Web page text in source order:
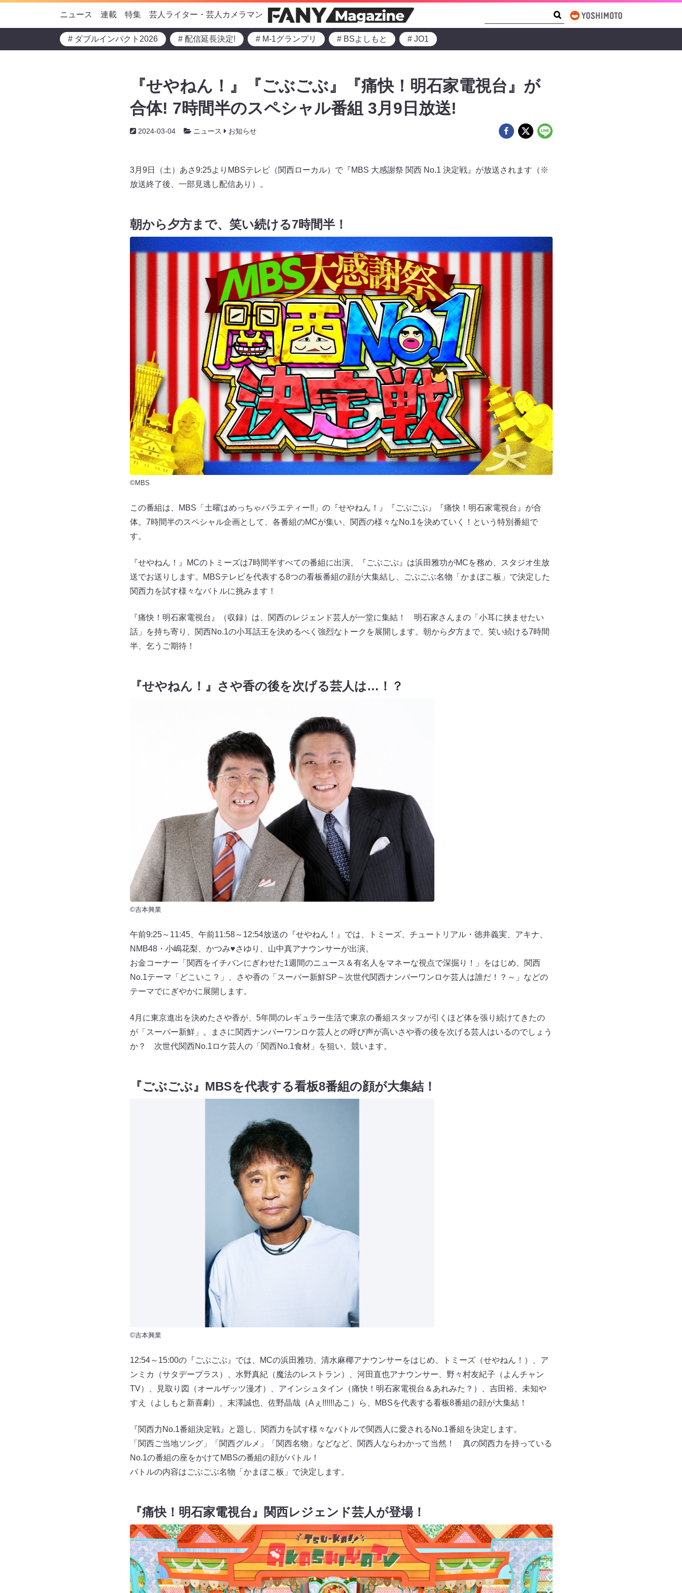
ニュース 連載 特集 芸人ライター・芸人カメラマン
# ダブルインパクト2026 # 配信延長決定! # M-1グランプリ # BSよしもと # JO1
『せやねん！』『ごぶごぶ』『痛快！明石家電視台』が
合体! 7時間半のスペシャル番組 3月9日放送!
2024-03-04 ニュース お知らせ
3月9日（土）あさ9:25よりMBSテレビ（関西ローカル）で『MBS 大感謝祭 関西 No.1 決定戦』が放送されます（※
放送終了後、一部見逃し配信あり）。
朝から夕方まで、笑い続ける7時間半！
©MBS
この番組は、MBS「土曜はめっちゃバラエティー!!」の『せやねん！』『ごぶごぶ』『痛快！明石家電視台』が合
体。7時間半のスペシャル企画として、各番組のMCが集い、関西の様々なNo.1を決めていく！という特別番組で
す。
『せやねん！』MCのトミーズは7時間半すべての番組に出演、『ごぶごぶ』は浜田雅功がMCを務め、スタジオ生放
送でお送りします。MBSテレビを代表する8つの看板番組の顔が大集結し、ごぶごぶ名物「かまぼこ板」で決定した
関西力を試す様々なバトルに挑みます！
『痛快！明石家電視台』（収録）は、関西のレジェンド芸人が一堂に集結！ 明石家さんまの「小耳に挟ませたい
話」を持ち寄り、関西No.1の小耳話王を決めるべく強烈なトークを展開します。朝から夕方まで、笑い続ける7時間
半、乞うご期待！
『せやねん！』さや香の後を次げる芸人は…！？
©吉本興業
午前9:25～11:45、午前11:58～12:54放送の『せやねん！』では、トミーズ、チュートリアル・徳井義実、アキナ、
NMB48・小嶋花梨、かつみ♥さゆり、山中真アナウンサーが出演。
お金コーナー「関西をイチバンにぎわせた1週間のニュース＆有名人をマネーな視点で深掘り！」をはじめ、関西
No.1テーマ「どこいこ？」、さや香の「スーパー新鮮SP～次世代関西ナンバーワンロケ芸人は誰だ！？～」などの
テーマでにぎやかに展開します。
4月に東京進出を決めたさや香が、5年間のレギュラー生活で東京の番組スタッフが引くほど体を張り続けてきたの
が「スーパー新鮮」。まさに関西ナンバーワンロケ芸人との呼び声が高いさや香の後を次げる芸人はいるのでしょう
か？ 次世代関西No.1ロケ芸人の「関西No.1食材」を狙い、競います。
『ごぶごぶ』MBSを代表する看板8番組の顔が大集結！
©吉本興業
12:54～15:00の『ごぶごぶ』では、MCの浜田雅功、清水麻椰アナウンサーをはじめ、トミーズ（せやねん！）、ア
ンミカ（サタデープラス）、水野真紀（魔法のレストラン）、河田直也アナウンサー、野々村友紀子（よんチャン
TV）、見取り図（オールザッツ漫才）、アインシュタイン（痛快！明石家電視台＆あれみた？）、吉田裕、未知や
すえ（よしもと新喜劇）、末澤誠也、佐野晶哉（Aぇ!!!!!!ゐこ）ら、MBSを代表する看板8番組の顔が大集結！
『関西力No.1番組決定戦』と題し、関西力を試す様々なバトルで関西人に愛されるNo.1番組を決定します。
「関西ご当地ソング」「関西グルメ」「関西名物」などなど、関西人ならわかって当然！ 真の関西力を持っている
No.1の番組の座をかけてMBSの番組の顔がバトル！
バトルの内容はごぶごぶ名物「かまぼこ板」で決定します。
『痛快！明石家電視台』関西レジェンド芸人が登場！